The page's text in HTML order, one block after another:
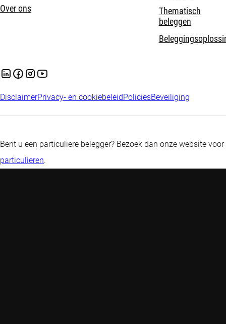
Over ons
Thematisch
beleggen
DisclaimerPrivacy- en cookiebeleid PoliciesBeveiliging
Bent u een particuliere belegger? Bezoek dan onze website voor
particulieren.